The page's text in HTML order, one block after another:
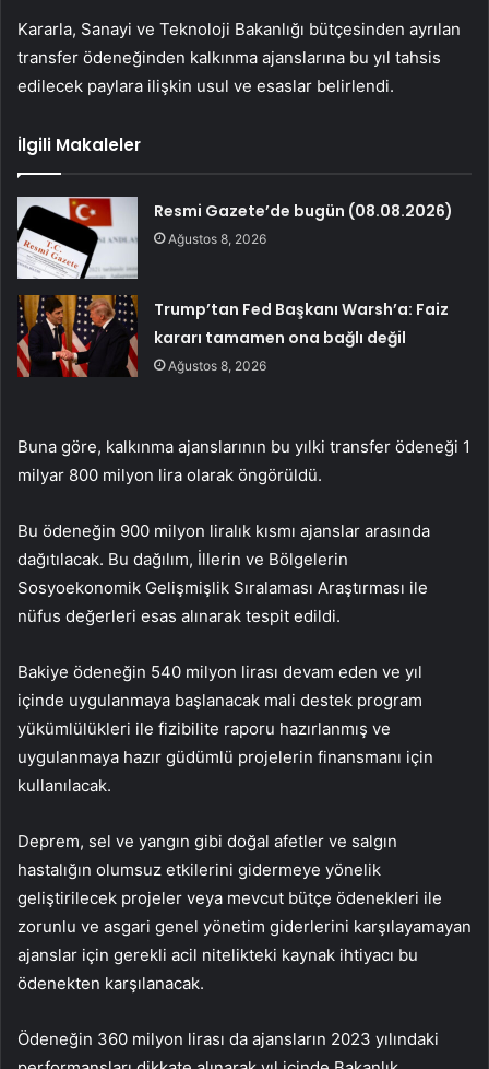
Kararla, Sanayi ve Teknoloji Bakanlığı bütçesinden ayrılan
transfer ödeneğinden kalkınma ajanslarına bu yıl tahsis
edilecek paylara ilişkin usul ve esaslar belirlendi.
İlgili Makaleler
Resmi Gazete’de bugün (08.08.2026)
Ağustos 8, 2026
Trump’tan Fed Başkanı Warsh’a: Faiz
kararı tamamen ona bağlı değil
Ağustos 8, 2026
Buna göre, kalkınma ajanslarının bu yılki transfer ödeneği 1
milyar 800 milyon lira olarak öngörüldü.
Bu ödeneğin 900 milyon liralık kısmı ajanslar arasında
dağıtılacak. Bu dağılım, İllerin ve Bölgelerin
Sosyoekonomik Gelişmişlik Sıralaması Araştırması ile
nüfus değerleri esas alınarak tespit edildi.
Bakiye ödeneğin 540 milyon lirası devam eden ve yıl
içinde uygulanmaya başlanacak mali destek program
yükümlülükleri ile fizibilite raporu hazırlanmış ve
uygulanmaya hazır güdümlü projelerin finansmanı için
kullanılacak.
Deprem, sel ve yangın gibi doğal afetler ve salgın
hastalığın olumsuz etkilerini gidermeye yönelik
geliştirilecek projeler veya mevcut bütçe ödenekleri ile
zorunlu ve asgari genel yönetim giderlerini karşılayamayan
ajanslar için gerekli acil nitelikteki kaynak ihtiyacı bu
ödenekten karşılanacak.
Ödeneğin 360 milyon lirası da ajansların 2023 yılındaki